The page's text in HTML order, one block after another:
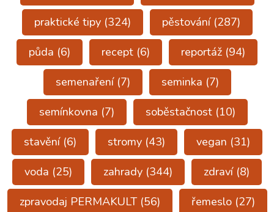
praktické tipy(324) pěstování(287)
půda (6) recept (6) reportáž (94)
semenaření(7) seminka (7)
semínkovna (7) soběstačnost(10)
stavění(6) stromy (43) vegan (31)
voda (25) zahrady (344) zdraví(8)
zpravodaj PERMAKULT(56) řemeslo(27)